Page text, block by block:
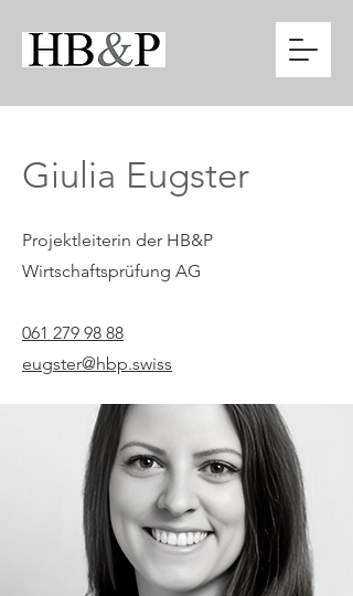
Giulia Eugster
Projektleiterin der HB&P
Wirtschaftsprüfung AG
061 279 98 88
eugster@hbp.swiss